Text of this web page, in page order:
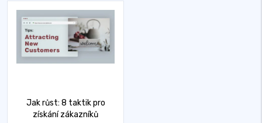
Jak růst: 8 taktik pro
získání zákazníků